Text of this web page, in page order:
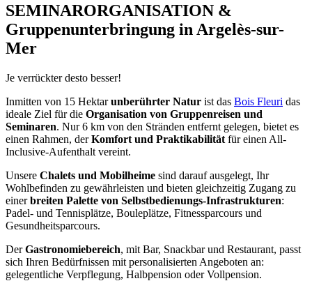
SEMINARORGANISATION &
Gruppenunterbringung in Argelès-sur-
Mer
Je verrückter desto besser!
Inmitten von 15 Hektarunberührter Natur ist das Bois Fleuri das
ideale Ziel für die Organisation von Gruppenreisen und
Seminaren. Nur 6 km von den Stränden entfernt gelegen, bietet es
einen Rahmen, derKomfort und Praktikabilität für einen All-
Inclusive-Aufenthalt vereint.
Unsere Chalets und Mobilheime sind darauf ausgelegt, Ihr
Wohlbefinden zu gewährleisten und bieten gleichzeitig Zugang zu
einerbreiten Palette von Selbstbedienungs-Infrastrukturen:
Padel- und Tennisplätze, Bouleplätze, Fitnessparcours und
Gesundheitsparcours.
DerGastronomiebereich, mit Bar, Snackbar und Restaurant, passt
sich Ihren Bedürfnissen mit personalisierten Angeboten an:
gelegentliche Verpflegung, Halbpension oder Vollpension.